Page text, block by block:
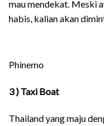
mau mendekat. Meski
habis, kalian akan
Phinemo
3 ) Taxi Boat
Thailand yang maju